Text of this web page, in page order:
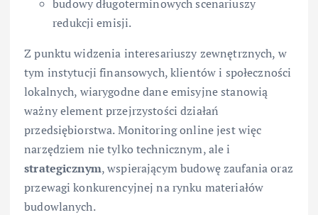
budowy długoterminowych scenariuszy
redukcji emisji.
Z punktu widzenia interesariuszy zewnętrznych, w
tym instytucji finansowych, klientów i społeczności
lokalnych, wiarygodne dane emisyjne stanowią
ważny element przejrzystości działań
przedsiębiorstwa. Monitoring online jest więc
narzędziem nie tylko technicznym, ale i
strategicznym, wspierającym budowę zaufania oraz
przewagi konkurencyjnej na rynku materiałów
budowlanych.